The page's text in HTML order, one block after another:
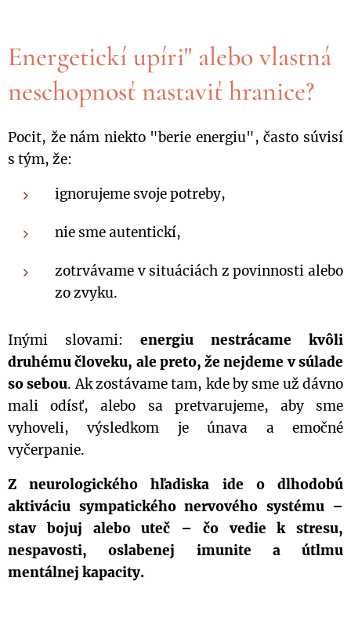
Energetickí upíri" alebo vlastná
neschopnosť nastaviť hranice?
Pocit, že nám niekto "berie energiu", často súvisí
s tým, že:
ignorujeme svoje potreby,
nie sme autentickí,
zotrvávame v situáciách z povinnosti alebo
zo zvyku.
Inými slovami: energiu nestrácame kvôli
druhému človeku, ale preto, že nejdeme v súlade
so sebou. Ak zostávame tam, kde by sme už dávno
mali odísť, alebo sa pretvarujeme, aby sme
vyhoveli, výsledkom je únava a emočné
vyčerpanie.
Z neurologického hľadiska ide o dlhodobú
aktiváciu sympatického nervového systému –
stav bojuj alebo uteč – čo vedie k stresu,
nespavosti, oslabenej imunite a útlmu
mentálnej kapacity.